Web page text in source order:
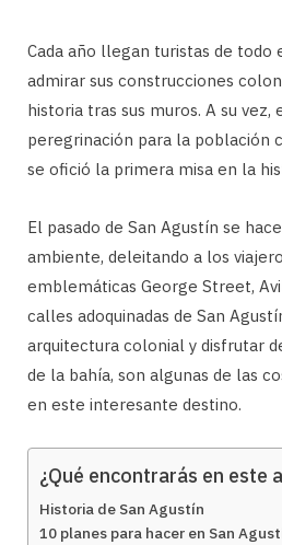
Cada año llegan turistas de todo
admirar sus construcciones
historia tras sus muros. A su vez,
peregrinación para la población
se ofició la primera misa en la
El pasado de San Agustín se
ambiente, deleitando a los
emblemáticas George Street,
calles adoquinadas de San
arquitectura colonial y disfrutar
de la bahía, son algunas de las
en este interesante destino.
¿Qué encontrarás en este
Historia de San Agustín
10 planes para hacer en San